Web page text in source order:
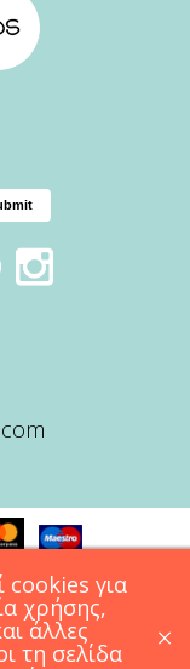
Όροι Χρήσης
×
cookies για
χρήσης,
άλλες
τη σελίδα